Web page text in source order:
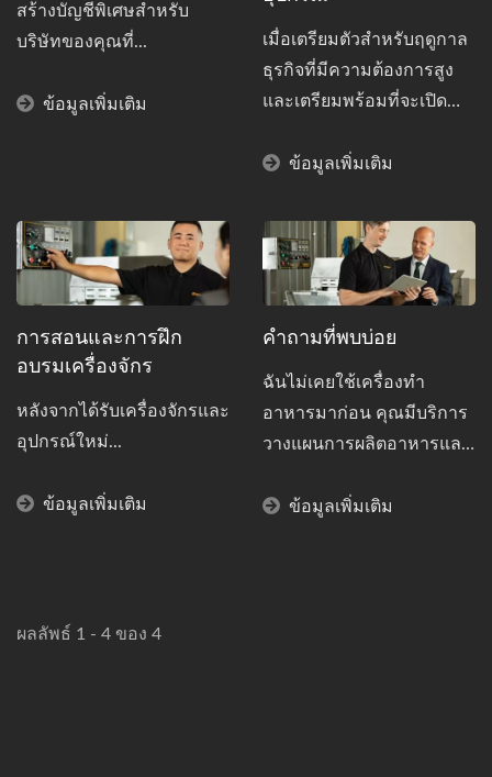
สร้างบัญชีพิเศษสำหรับ
บริษัทของคุณที่...
ข้อมูลเพิ่มเติม
เมื่อเตรียมตัวสำหรับฤดูกาล
ธุรกิจที่มีความต้องการสูง
และเตรียมพร้อมที่จะเปิด
ข้อมูลเพิ่มเติม
การสอนและการฝึก
อบรมเครื่องจักร
หลังจากได้รับเครื่องจักรและ
อุปกรณ์ใหม่...
ข้อมูลเพิ่มเติม
คำถามที่พบบ่อย
ฉันไม่เคยใช้เครื่องทำ
อาหารมาก่อน คุณมีบริการ
วางแผนการผลิตอาหารและ
อาหารหรือไม่?
ข้อมูลเพิ่มเติม
ผลลัพธ์ 1 - 4 ของ 4